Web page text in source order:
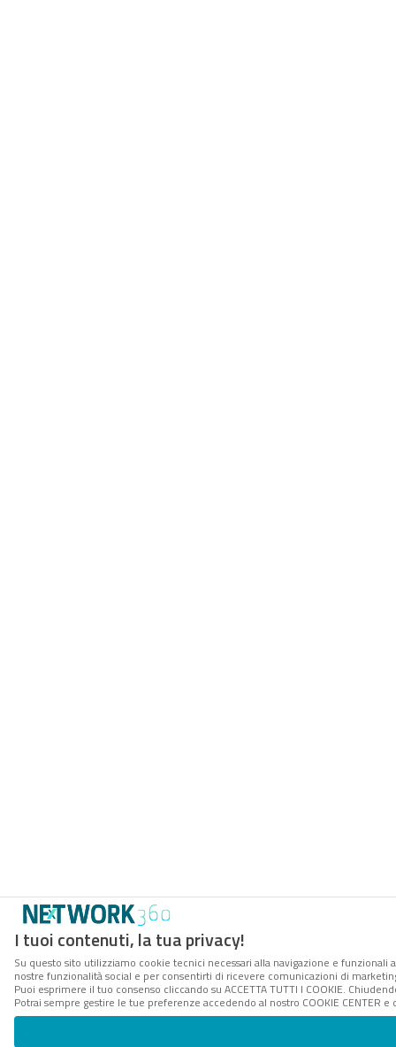
I tuoi contenuti, la tua privacy!
Su questo sito utilizziamo cookie tecnici necessari alla navigazione e
nostre funzionalità social e per consentirti di ricevere comunicazioni di
Puoi esprimere il tuo consenso cliccando su ACCETTA TUTTI I COOKIE.
Potrai sempre gestire le tue preferenze accedendo al nostro COOKIE